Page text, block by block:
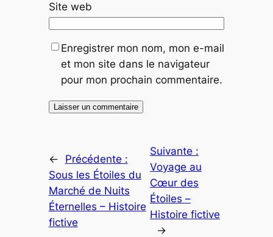
Site web
Enregistrer mon nom, mon e-mail
et mon site dans le navigateur
pour mon prochain commentaire.
←
Précédente :
Sous les Étoiles du
Marché de Nuits
Éternelles – Histoire
fictive
Suivante :
Voyage au
Cœur des
Étoiles –
Histoire fictive
→